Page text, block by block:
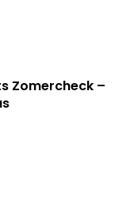
Zomercheck –